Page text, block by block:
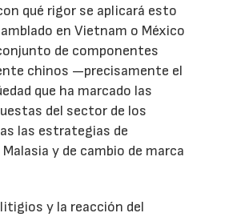
qué rigor se aplicará esto
en Vietnam o México
de componentes
chinos —precisamente el
que ha marcado las
del sector de los
las estrategias de
y de cambio de marca
y la reacción del